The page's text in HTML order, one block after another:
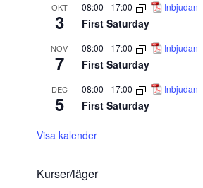
OKT
3
08:00 - 17:00 Inbjudan
First Saturday
NOV
7
08:00 - 17:00 Inbjudan
First Saturday
DEC
5
08:00 - 17:00 Inbjudan
First Saturday
Visa kalender
Kurser/läger